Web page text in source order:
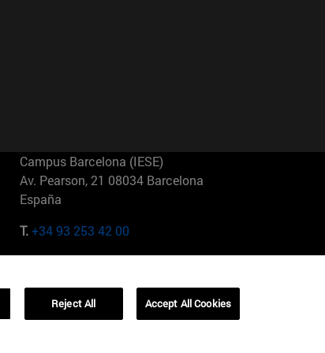
Campus Barcelona (IESE)
Av. Pearson, 21 08034 Barcelona
España
T.+34 93 253 42 00
01321001 Bela Vista Brasil
Reject All Accept All Cookies